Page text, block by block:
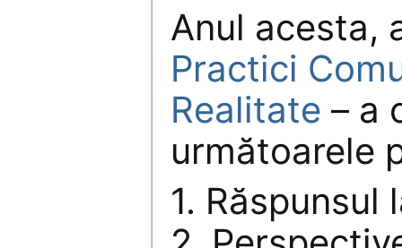
Anul acesta,
Practici
Realitate – a
următoarele
1. Răspunsul